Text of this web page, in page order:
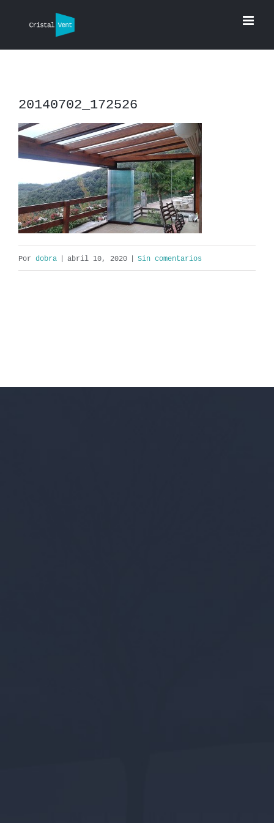
contenido
20140702_172526
Por dobra | abril 10, 2020 | Sin comentarios